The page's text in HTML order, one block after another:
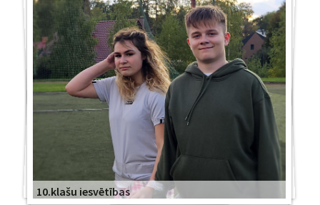
10.klašu iesvētības